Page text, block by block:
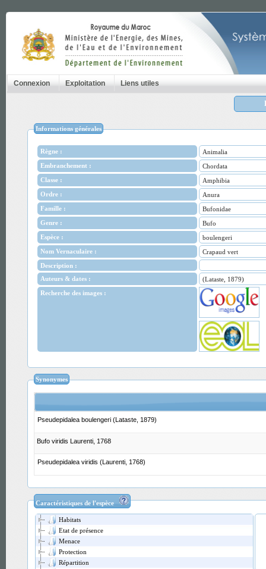
Connexion Exploitation Liens utiles
Informations générales
Règne :
Animalia
Embranchement :
Chordata
Classe :
Amphibia
Ordre :
Anura
Famille :
Bufonidae
Genre :
Bufo
Espèce :
boulengeri
Nom Vernaculaire :
Crapaud vert
Description :
Auteurs & dates :
(Lataste, 1879)
Recherche des images :
Synonymes
Pseudepidalea boulengeri (Lataste, 1879)
Bufo viridis Laurenti, 1768
Pseudepidalea viridis (Laurenti, 1768)
Caractéristiques de l'espèce
Habitats
Etat de présence
Menace
Protection
Répartition